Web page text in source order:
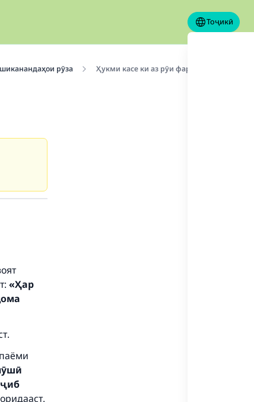
Тоҷикӣ
рӯза Ҳукми касе ки аз рӯи фаромӯшӣ ифтор
«Ҳар